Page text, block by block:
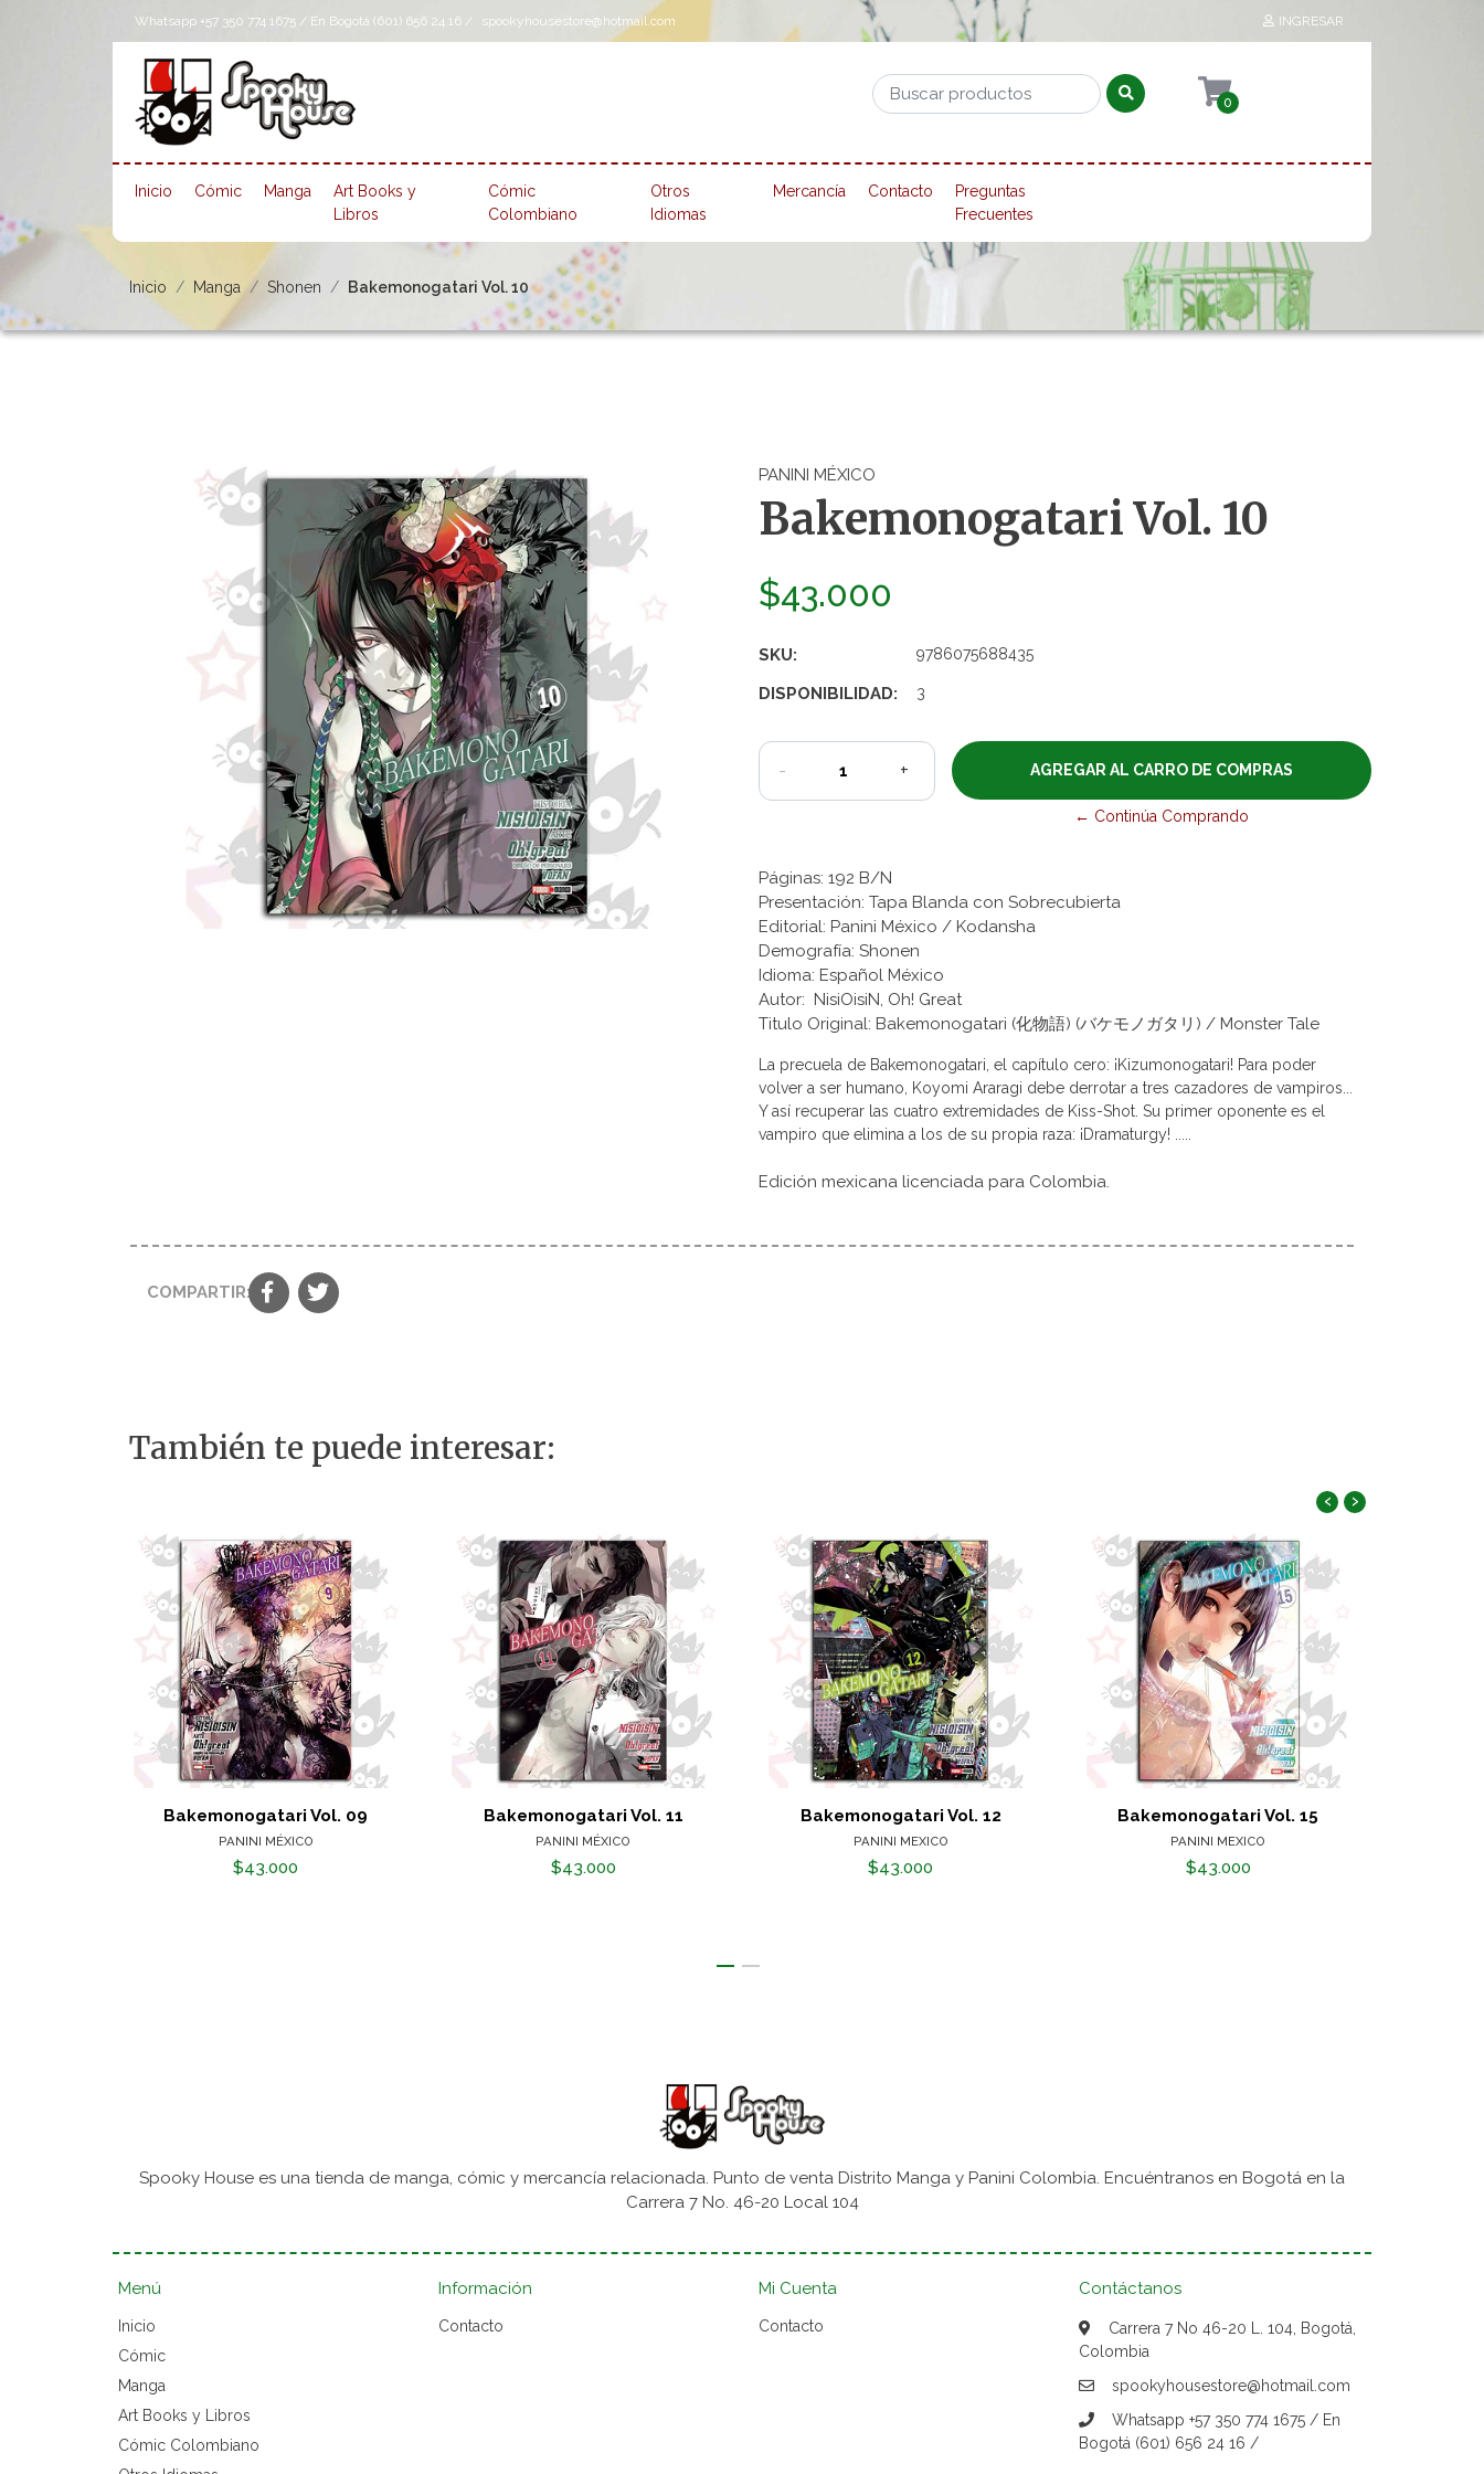
Whatsapp +57 350 774 1675 / En Bogotá (601) 656 24 16 / spookyhousestore@hotmail.com INGRESAR
0
Inicio Cómic Manga
Art Books y
Libros
Cómic
Colombiano
Otros
Idiomas
Mercancía Contacto
Preguntas
Frecuentes
Inicio Manga Shonen Bakemonogatari Vol. 10
PANINI MÉXICO
Bakemonogatari Vol. 10
$43.000
SKU: 9786075688435
DISPONIBILIDAD: 3
- +
← Continúa Comprando
Páginas: 192 B/N
Presentación: Tapa Blanda con Sobrecubierta
Editorial: Panini México / Kodansha
Demografía: Shonen
Idioma: Español México
Autor: NisiOisiN, Oh! Great
Titulo Original: Bakemonogatari (化物語) (バケモノガタリ) / Monster Tale
La precuela de Bakemonogatari, el capítulo cero: ¡Kizumonogatari! Para poder
volver a ser humano, Koyomi Araragi debe derrotar a tres cazadores de vampiros...
Y así recuperar las cuatro extremidades de Kiss-Shot. Su primer oponente es el
vampiro que elimina a los de su propia raza: ¡Dramaturgy! .....
Edición mexicana licenciada para Colombia.
COMPARTIR:
También te puede interesar:
Bakemonogatari Vol. 09
PANINI MÉXICO
$43.000
Bakemonogatari Vol. 11
PANINI MÉXICO
$43.000
Bakemonogatari Vol. 12
PANINI MEXICO
$43.000
Bakemonogatari Vol. 15
PANINI MEXICO
$43.000
‹ ›
Spooky House es una tienda de manga, cómic y mercancía relacionada. Punto de venta Distrito Manga y Panini Colombia. Encuéntranos en Bogotá en la
Carrera 7 No. 46-20 Local 104
Menú
Inicio
Cómic
Manga
Art Books y Libros
Cómic Colombiano
Información
Contacto
Mi Cuenta
Contacto
Contáctanos
Carrera 7 No 46-20 L. 104, Bogotá,
Colombia
spookyhousestore@hotmail.com
Whatsapp +57 350 774 1675 / En
Bogotá (601) 656 24 16 /